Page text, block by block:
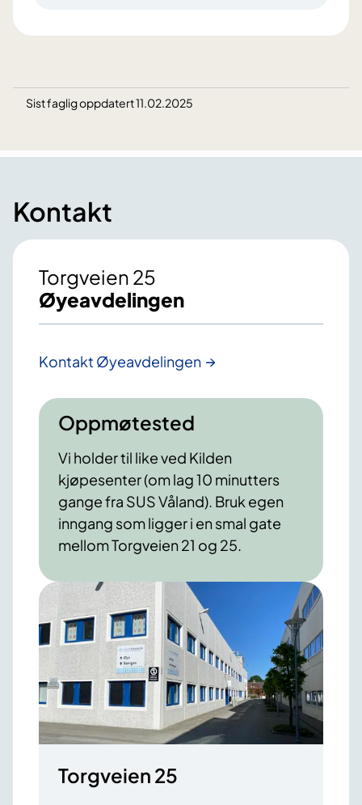
Sist faglig oppdatert 11.02.2025
Kontakt
Torgveien 25
Øyeavdelingen
Kontakt Øyeavdelingen
Oppmøtested
Vi holder til like ved Kilden
kjøpesenter (om lag 10 minutters
gange fra SUS Våland). Bruk egen
inngang som ligger i en smal gate
mellom Torgveien 21 og 25.
Torgveien 25